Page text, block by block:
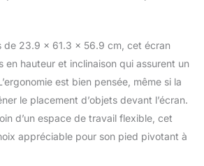
de 23.9 x 61.3 x 56.9 cm, cet écran
en hauteur et inclinaison qui assurent un
est bien pensée, même si la
le placement d’objets devant l’écran.
d’un espace de travail flexible, cet
appréciable pour son pied pivotant à